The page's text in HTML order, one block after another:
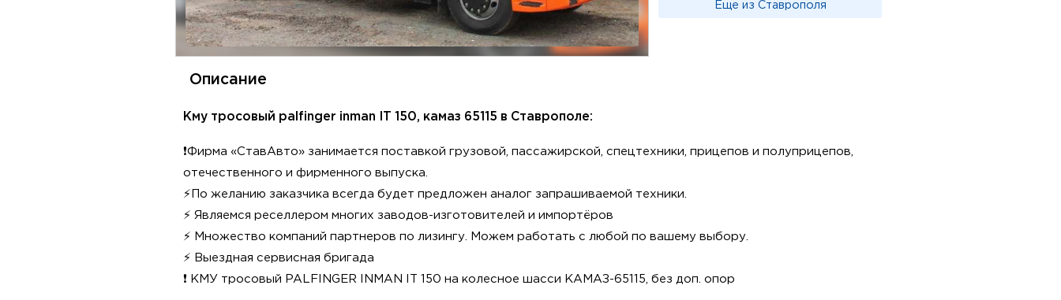
Еще из Ставрополя
Описание
Кму тросовый palfinger inman IT 150, камаз 65115 в Ставрополе:
❗Фирма «СтавАвто» занимается поставкой грузовой, пассажирской, спецтехники, прицепов и полуприцепов,
отечественного и фирменного выпуска.
⚡По желанию заказчика всегда будет предложен аналог запрашиваемой техники.
⚡ Являемся реселлером многих заводов-изготовителей и импортёров
⚡ Множество компаний партнеров по лизингу. Можем работать с любой по вашему выбору.
⚡ Выездная сервисная бригада
❗ КМУ тросовый PALFINGER INMAN IT 150 на колесное шасси КАМАЗ-65115, без доп. опор